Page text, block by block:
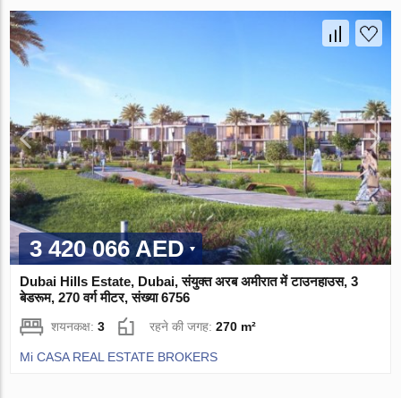
3 420 066 AED
Dubai Hills Estate, Dubai, संयुक्त अरब अमीरात में टाउनहाउस, 3
बेडरूम, 270 वर्ग मीटर, संख्या 6756
शयनकक्ष:3 रहने की जगह:270 m²
Mi CASA REAL ESTATE BROKERS